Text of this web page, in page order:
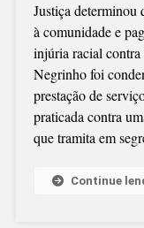
Justiça determinou
à comunidade e
injúria racial
Negrinho foi
prestação de
praticada contra
que tramita em
Continue